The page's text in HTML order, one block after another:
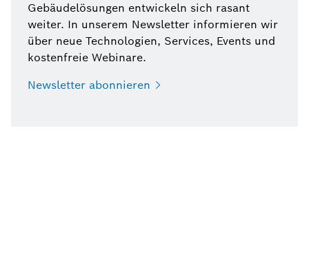
Gebäudelösungen entwickeln sich rasant
weiter. In unserem Newsletter informieren wir
über neue Technologien, Services, Events und
kostenfreie Webinare.
Newsletter abonnieren